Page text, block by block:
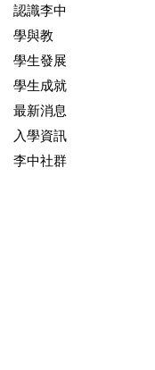
認識李中
學與教
學生發展
學生成就
最新消息
入學資訊
李中社群